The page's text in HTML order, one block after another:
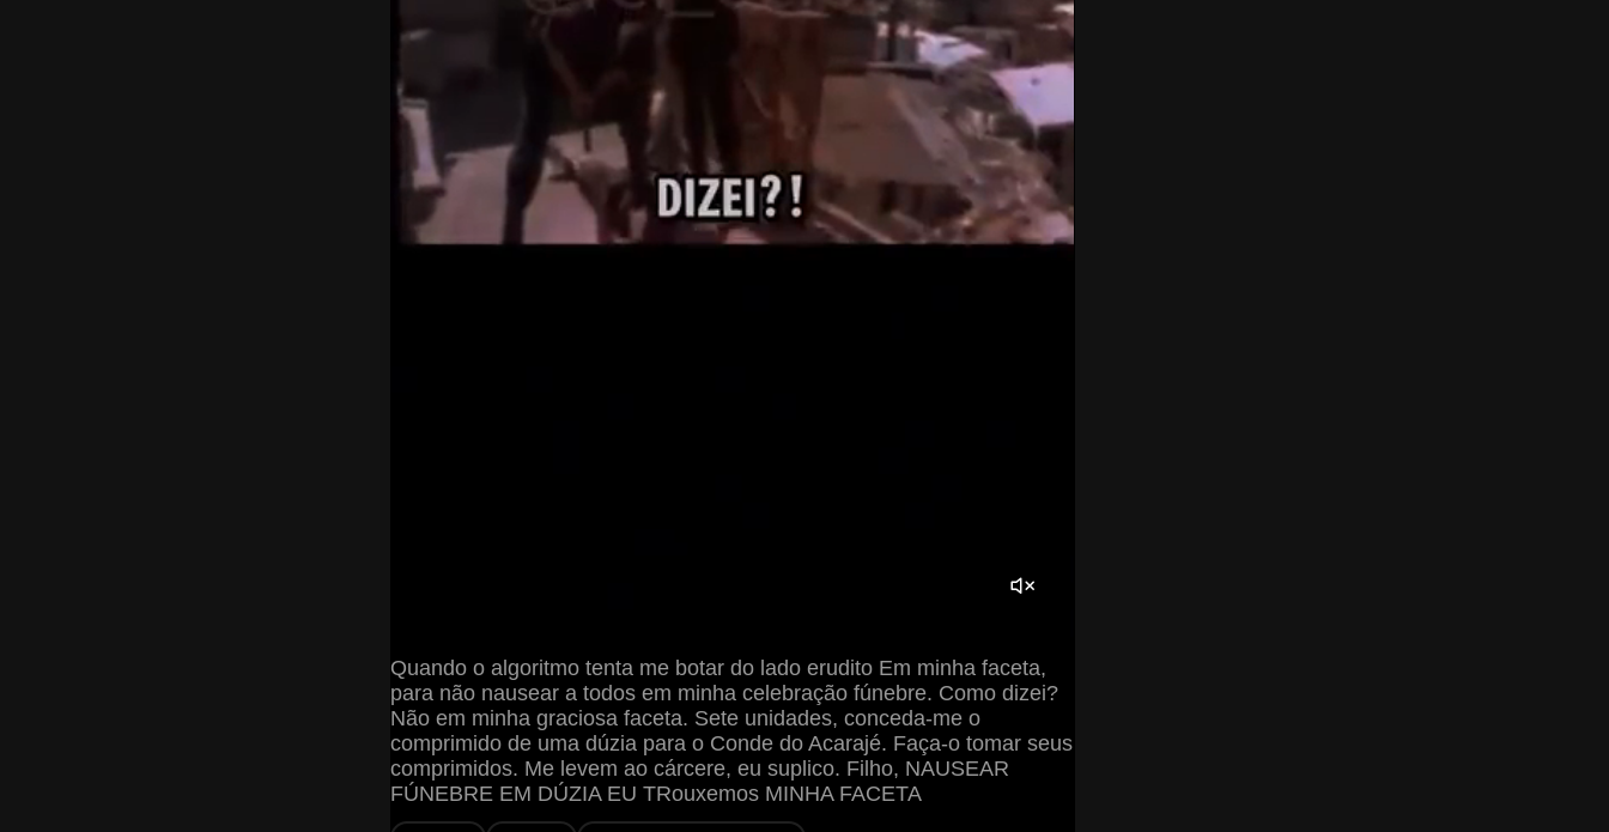
Quando o algoritmo tenta me botar do lado erudito Em minha faceta,
para não nausear a todos em minha celebração fúnebre. Como dizei?
Não em minha graciosa faceta. Sete unidades, conceda-me o
comprimido de uma dúzia para o Conde do Acarajé. Faça-o tomar seus
comprimidos. Me levem ao cárcere, eu suplico. Filho, NAUSEAR
FÚNEBRE EM DÚZIA EU TRouxemos MINHA FACETA